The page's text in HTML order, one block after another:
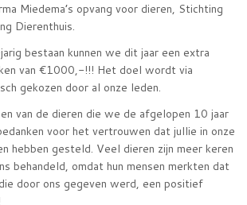
Miedema’s opvang voor dieren, Stichting
Dierenthuis.
bestaan kunnen we dit jaar een extra
van €1000,-!!! Het doel wordt via
gekozen door al onze leden.
van de dieren die we de afgelopen 10 jaar
voor het vertrouwen dat jullie in onze
hebben gesteld. Veel dieren zijn meer keren
behandeld, omdat hun mensen merkten dat
door ons gegeven werd, een positief